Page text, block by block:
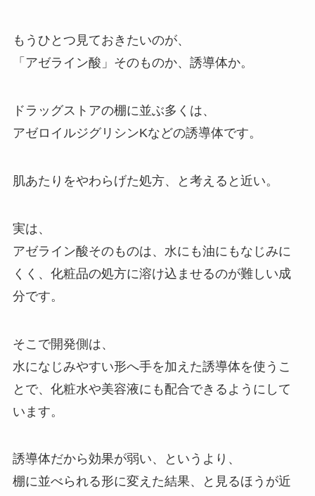
もうひとつ見ておきたいのが、
「アゼライン酸」そのものか、誘導体か。
ドラッグストアの棚に並ぶ多くは、
アゼロイルジグリシンKなどの誘導体です。
肌あたりをやわらげた処方、と考えると近い。
実は、
アゼライン酸そのものは、水にも油にもなじみに
くく、化粧品の処方に溶け込ませるのが難しい成
分です。
そこで開発側は、
水になじみやすい形へ手を加えた誘導体を使うこ
とで、化粧水や美容液にも配合できるようにして
います。
誘導体だから効果が弱い、というより、
棚に並べられる形に変えた結果、と見るほうが近